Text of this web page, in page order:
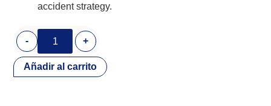
accident strategy.
- +
Añadir al carrito